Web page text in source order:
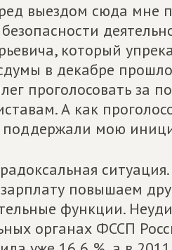
выездом сюда мне
который
в декабре
проголосовать за
А как
поддержали мою
повышаем
функции.
органах ФССП